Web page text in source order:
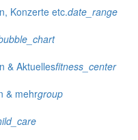
Konzerte etc.date_range
& Aktuellesfitness_center
& mehrgroup